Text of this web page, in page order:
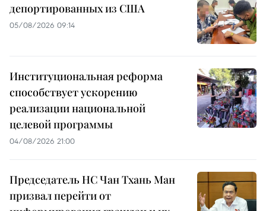
депортированных из США
05/08/2026 09:14
Институциональная реформа
способствует ускорению
реализации национальной
целевой программы
04/08/2026 21:00
Председатель НС Чан Тхань Ман
призвал перейти от